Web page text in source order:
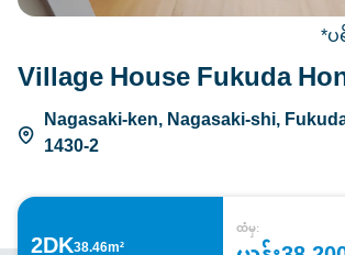
Village House Fukuda
Nagasaki-ken, Nagasaki-shi,
1430-2
*
38.46m²
ထံမှ: